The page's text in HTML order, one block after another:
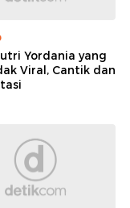
Yordania yang
Viral, Cantik dan